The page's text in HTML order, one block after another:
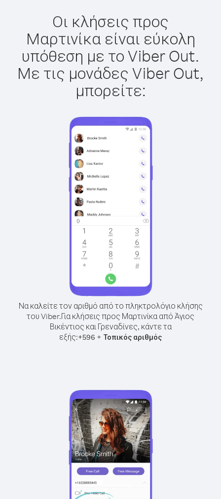
Οι κλήσεις προς
Μαρτινίκα είναι εύκολη
υπόθεση με το Viber Out.
Με τις μονάδες Viber Out,
μπορείτε:
Να καλείτε τον αριθμό από το πληκτρολόγιο κλήσης
του Viber.Για κλήσεις προς Μαρτινίκα από Άγιος
Βικέντιος και Γρεναδίνες, κάντε τα
εξής:+596 + Τοπικός αριθμός